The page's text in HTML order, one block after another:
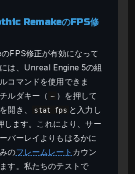
RemakeのFPS修
FPS修正が有効になって
は、Unreal Engine 5の組
コマンドを使用できま
ルダキー（ ~ ）を押して
開き、
stat fps と入力し
します。これにより、サー
バーレイよりもはるかに
のフレームレート カウン
す。私たちのテストで